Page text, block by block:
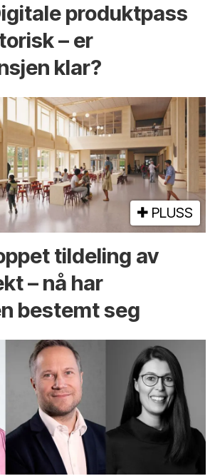
produktpass
– er
klar?
PLUSS
tildeling av
– nå har
bestemt seg